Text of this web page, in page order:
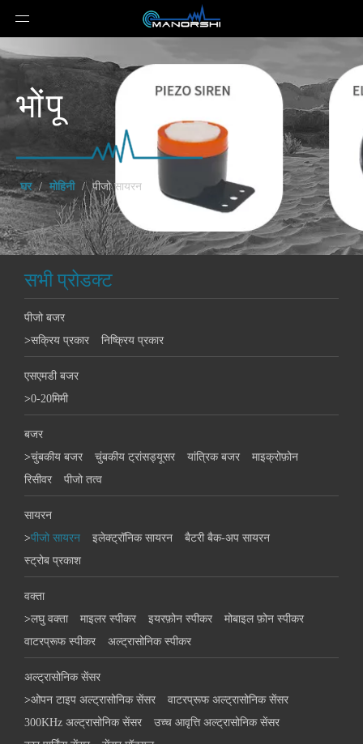
भोंपू
घर / मोहिनी / पीजो सायरन
सभी प्रोडक्ट
पीजो बजर
>सक्रिय प्रकार निष्क्रिय प्रकार
एसएमडी बजर
>0-20मिमी
बजर
>चुंबकीय बजर चुंबकीय ट्रांसड्यूसर यांत्रिक बजर
माइक्रोफ़ोन
रिसीवर
पीजो तत्व
सायरन
>पीजो सायरन इलेक्ट्रॉनिक सायरन
बैटरी बैक-अप सायरन
स्ट्रोब प्रकाश
वक्ता
>लघु वक्ता माइलर स्पीकर इयरफ़ोन स्पीकर
मोबाइल फ़ोन स्पीकर
वाटरप्रूफ स्पीकर
अल्ट्रासोनिक स्पीकर
अल्ट्रासोनिक सेंसर
>ओपन टाइप अल्ट्रासोनिक सेंसर
वाटरप्रूफ अल्ट्रासोनिक सेंसर
300KHz अल्ट्रासोनिक सेंसर
उच्च आवृत्ति अल्ट्रासोनिक सेंसर